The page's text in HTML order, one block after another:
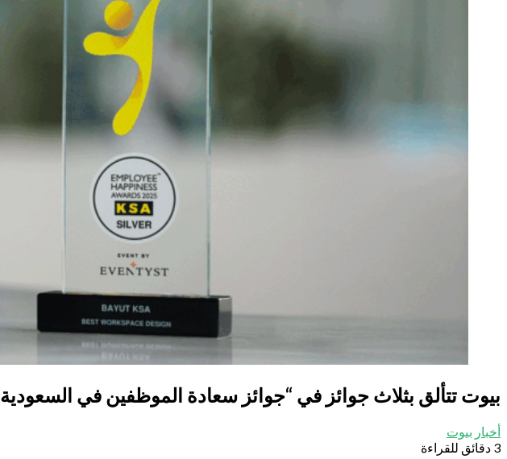
بيوت تتألق بثلاث جوائز في “جوائز سعادة الموظفين في السعودية 2025”
أخبار بيوت
3 دقائق للقراءة